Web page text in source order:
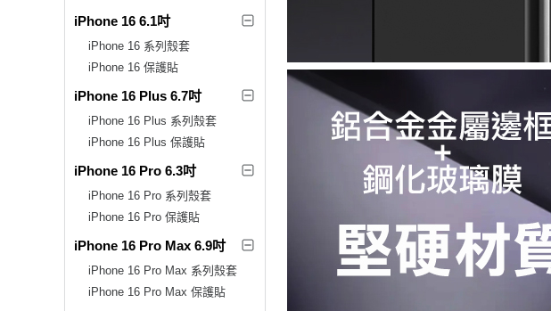
iPhone 16 6.1吋
iPhone 16 系列殼套
iPhone 16 保護貼
iPhone 16 Plus 6.7吋
iPhone 16 Plus 系列殼套
iPhone 16 Plus 保護貼
iPhone 16 Pro 6.3吋
iPhone 16 Pro 系列殼套
iPhone 16 Pro 保護貼
iPhone 16 Pro Max 6.9吋
iPhone 16 Pro Max 系列殼套
iPhone 16 Pro Max 保護貼